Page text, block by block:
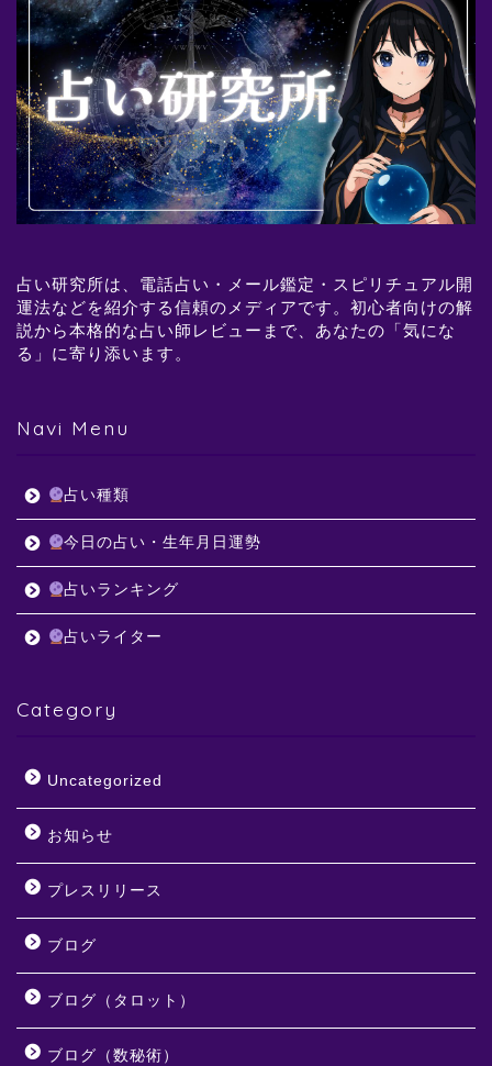
占い研究所は、電話占い・メール鑑定・スピリチュアル開
運法などを紹介する信頼のメディアです。初心者向けの解
説から本格的な占い師レビューまで、あなたの「気にな
る」に寄り添います。
Navi Menu
占い種類
今日の占い・生年月日運勢
占いランキング
占いライター
Category
Uncategorized
お知らせ
プレスリリース
ブログ
ブログ（タロット）
ブログ（数秘術）